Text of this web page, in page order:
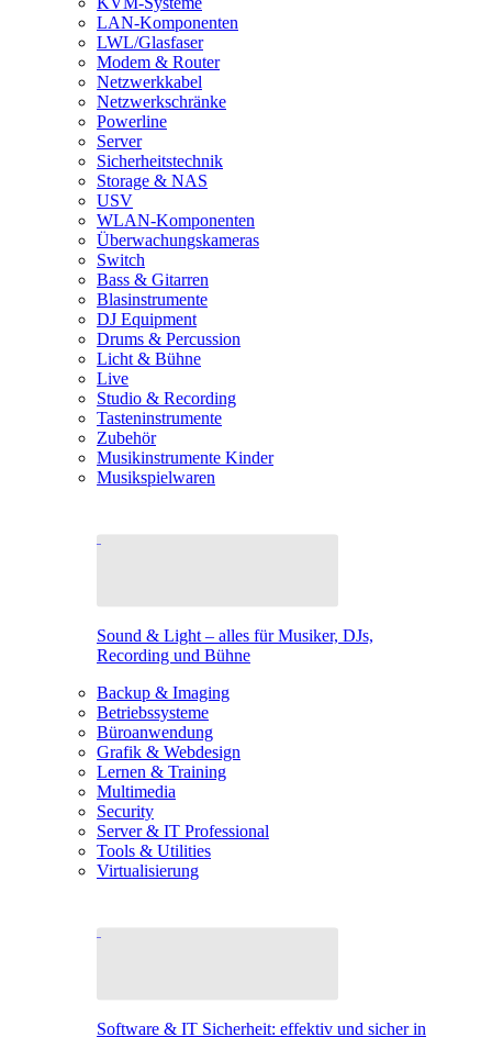
LAN-Komponenten
LWL/Glasfaser
Modem & Router
Netzwerkkabel
Netzwerkschränke
Powerline
Server
Sicherheitstechnik
Storage & NAS
USV
WLAN-Komponenten
Überwachungskameras
Switch
Bass & Gitarren
Blasinstrumente
DJ Equipment
Drums & Percussion
Licht & Bühne
Live
Studio & Recording
Tasteninstrumente
Zubehör
Musikinstrumente Kinder
Musikspielwaren
Sound & Light – alles für Musiker, DJs,
Recording und Bühne
Backup & Imaging
Betriebssysteme
Büroanwendung
Grafik & Webdesign
Lernen & Training
Multimedia
Security
Server & IT Professional
Tools & Utilities
Virtualisierung
Software & IT Sicherheit: effektiv und sicher in